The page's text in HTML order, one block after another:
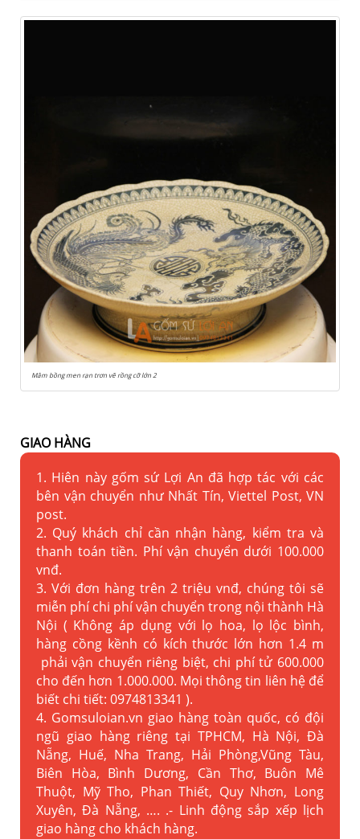
Mâm bồng men rạn trơn vẽ rồng cỡ lớn 2
GIAO HÀNG
1. Hiên này gốm sứ Lợi An đã hợp tác với các
bên vận chuyển như Nhất Tín, Viettel Post, VN
post.
2. Quý khách chỉ cần nhận hàng, kiểm tra và
thanh toán tiền. Phí vận chuyển dưới 100.000
vnđ.
3. Với đơn hàng trên 2 triệu vnđ, chúng tôi sẽ
miễn phí chi phí vận chuyển trong nội thành Hà
Nội ( Không áp dụng với lọ hoa, lọ lộc bình,
hàng cồng kềnh có kích thước lớn hơn 1.4 m
phải vận chuyển riêng biệt, chi phí tử 600.000
cho đến hơn 1.000.000. Mọi thông tin liên hệ để
biết chi tiết: 0974813341 ).
4. Gomsuloian.vn giao hàng toàn quốc, có đội
ngũ giao hàng riêng tại TPHCM, Hà Nội, Đà
Nẵng, Huế, Nha Trang, Hải Phòng,Vũng Tàu,
Biên Hòa, Bình Dương, Cần Thơ, Buôn Mê
Thuột, Mỹ Tho, Phan Thiết, Quy Nhơn, Long
Xuyên, Đà Nẵng, …. .- Linh động sắp xếp lịch
giao hàng cho khách hàng.